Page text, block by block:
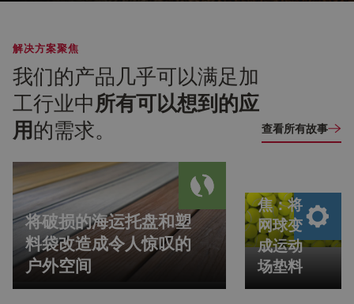
喂料器
CPM 高性能进料器旨在支持粒度减小系统中的高效操
作，可确保一致的物料流动和精确的进料。
喂料器
研磨机和粉碎机
CPM 先进的设备具有卓越的研磨和粉碎能力，可提供
适用于各种产品和行业的细研磨颗粒。
研磨机及超微粉碎机
解决方案聚焦
我们的产品几乎可以满足加
工行业中所有可以想到的应
用的需求。 查看所有故事
将破损的海运托盘和塑
料袋改造成令人惊叹的
户外空间
焦：将
网球变
成运动
场垫料